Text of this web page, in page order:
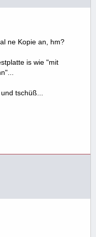
ne Kopie an, hm?
is wie "mit
tschüß...